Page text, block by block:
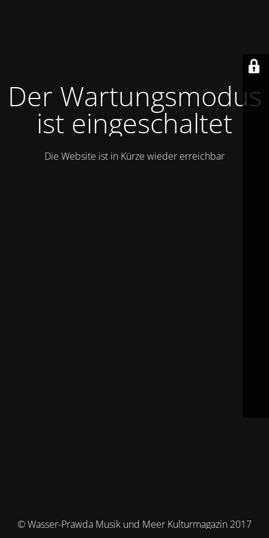
Der Wartungsmodus
ist eingeschaltet
Die Website ist in Kürze wieder erreichbar
© Wasser-Prawda Musik und Meer Kulturmagazin 2017